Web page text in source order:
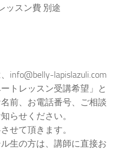
ッスン費 別途
info@belly-lapislazuli.com
トレッスン受講希望」と
前、お電話番号、ご相談
らせください。
せて頂きます。
生の方は、講師に直接お